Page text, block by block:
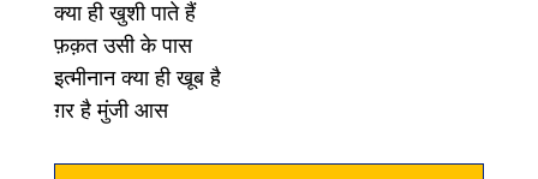
क्या ही खुशी पाते हैं
फ़क़त उसी के पास
इत्मीनान क्या ही खूब है
ग़र है मुंजी आस